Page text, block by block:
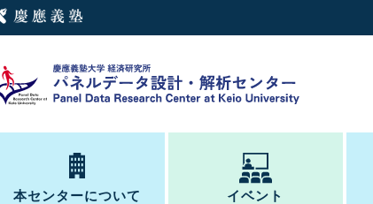
本センターについて イベント